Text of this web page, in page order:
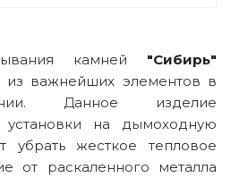
камней "Сибирь"
из важнейших элементов в
Данное изделие
установки на дымоходную
убрать жесткое тепловое
от раскаленного металла